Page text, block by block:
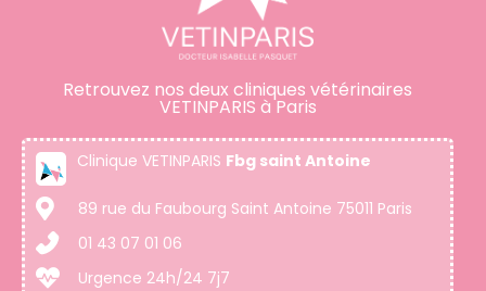
Retrouvez nos deux cliniques vétérinaires
VETINPARIS à Paris
Clinique VETINPARIS Fbg saint Antoine
89 rue du Faubourg Saint Antoine 75011 Paris
01 43 07 01 06
Urgence 24h/24 7j7